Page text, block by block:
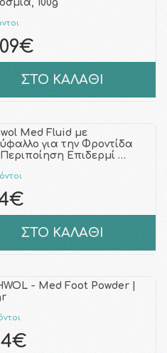
100g
ΣΤΟ ΚΑΛΑΘΙ
Med Fluid με
για την Φροντίδα
Περιποίηση Επιδερμί …
ΣΤΟ ΚΑΛΑΘΙ
- Med Foot Powder |